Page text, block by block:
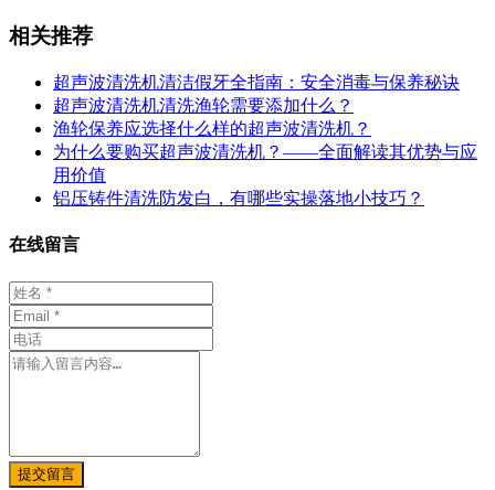
相关推荐
超声波清洗机清洁假牙全指南：安全消毒与保养秘诀
超声波清洗机清洗渔轮需要添加什么？
渔轮保养应选择什么样的超声波清洗机？
为什么要购买超声波清洗机？——全面解读其优势与应
用价值
铝压铸件清洗防发白，有哪些实操落地小技巧？
在线留言
提交留言